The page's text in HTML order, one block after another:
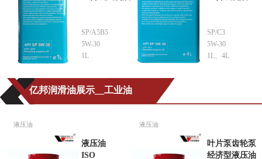
SP/A5B5
5W-30
1L
SP/C3
5W-30
1L、4L
亿邦润滑油展示__工业油
液压油
液压油
ISO
液压油
叶片泵齿轮泵
经济型液压油